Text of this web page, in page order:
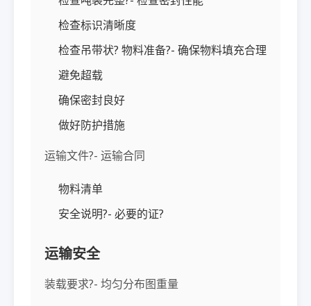
检查标识清晰度
检查吊带状? 物料准备?- 确保物料填充合理
避免超载
确保密封良好
做好防护措施
运输文件?- 运输合同
物料清单
安全说明?- 必要的证?
运输安全
装载要求?- 均匀分布图重量